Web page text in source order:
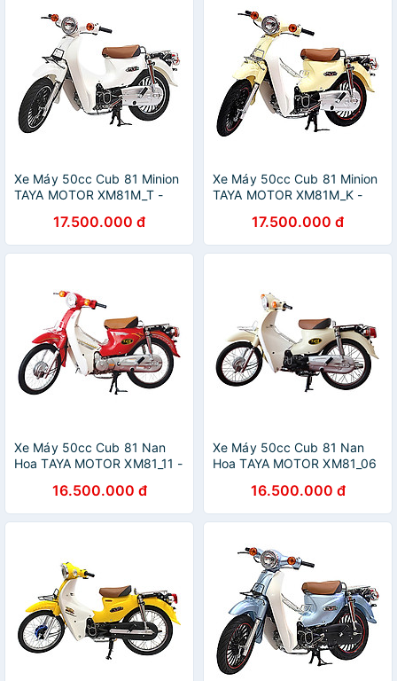
Xe Máy 50cc Cub 81 Minion
TAYA MOTOR XM81M_T -
17.500.000 đ
Xe Máy 50cc Cub 81 Minion
TAYA MOTOR XM81M_K -
17.500.000 đ
Xe Máy 50cc Cub 81 Nan
Hoa TAYA MOTOR XM81_11 -
16.500.000 đ
Xe Máy 50cc Cub 81 Nan
Hoa TAYA MOTOR XM81_06
16.500.000 đ